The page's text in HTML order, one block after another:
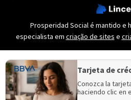
Tarjeta de
Conozca la
haciendo clic en
Prosperidad Social é mantido e
especialista em criação de sites e